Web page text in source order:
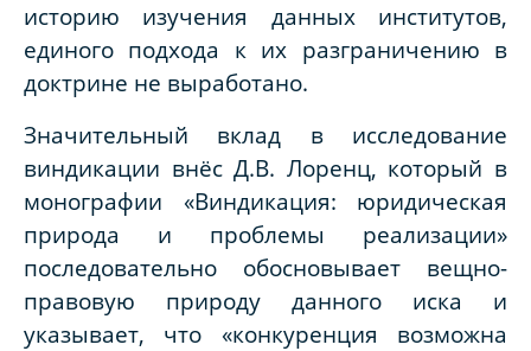
историю изучения данных институтов,
единого подхода к их разграничению в
доктрине не выработано.
Значительный вклад в исследование
виндикации внёс Д.В. Лоренц, который в
монографии «Виндикация: юридическая
природа и проблемы реализации»
последовательно обосновывает вещно-
правовую природу данного иска и
указывает, что «конкуренция возможна